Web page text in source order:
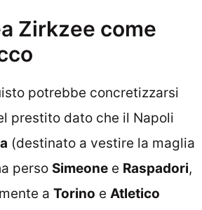
Zirkzee come
potrebbe concretizzarsi
prestito dato che il Napoli
(destinato a vestire la maglia
perso Simeone e Raspadori,
a Torino e Atletico